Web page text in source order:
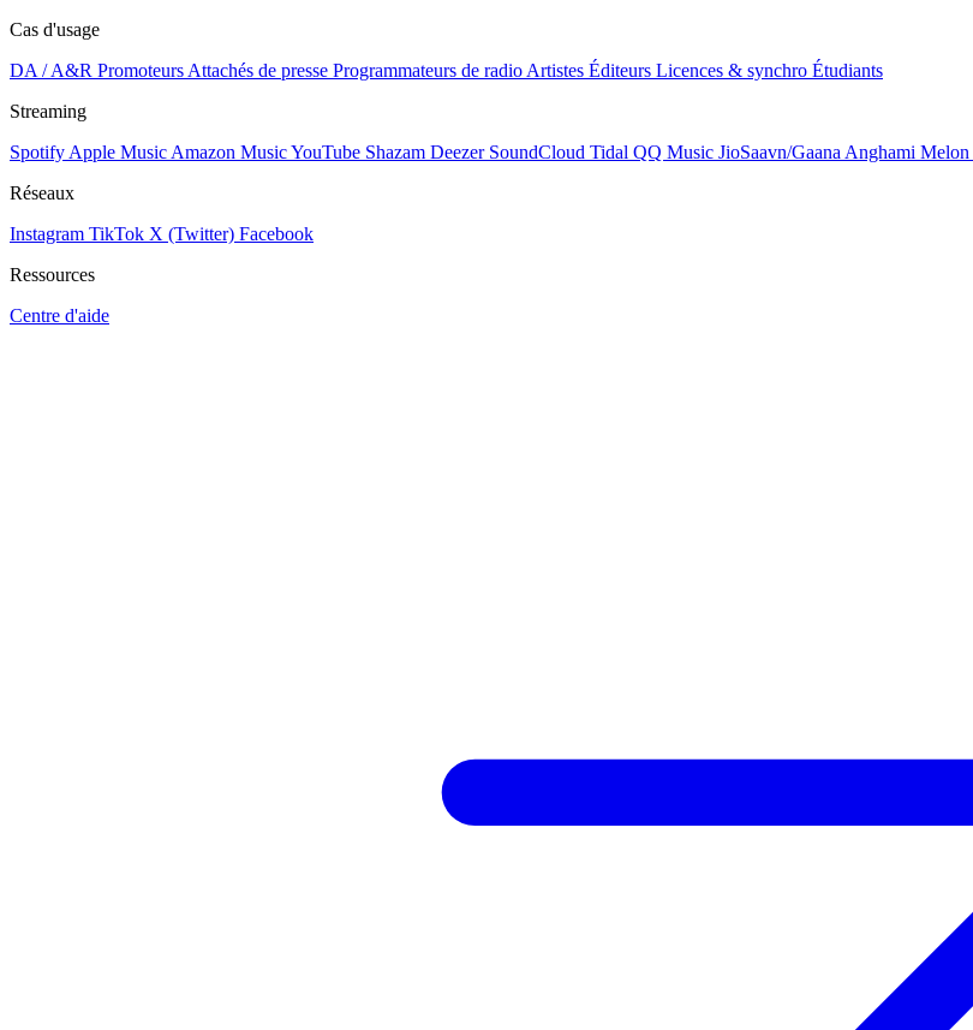
Cas d'usage
DA / A&R Promoteurs Attachés de presse Programmateurs de radio Artistes Éditeurs Licences & synchro Étudiants
Streaming
Spotify Apple Music Amazon MusicYouTube Shazam Deezer SoundCloud Tidal QQ Music JioSaavn/Gaana Anghami Melon
Réseaux
Instagram TikTok X (Twitter) Facebook
Ressources
Centre d'aide